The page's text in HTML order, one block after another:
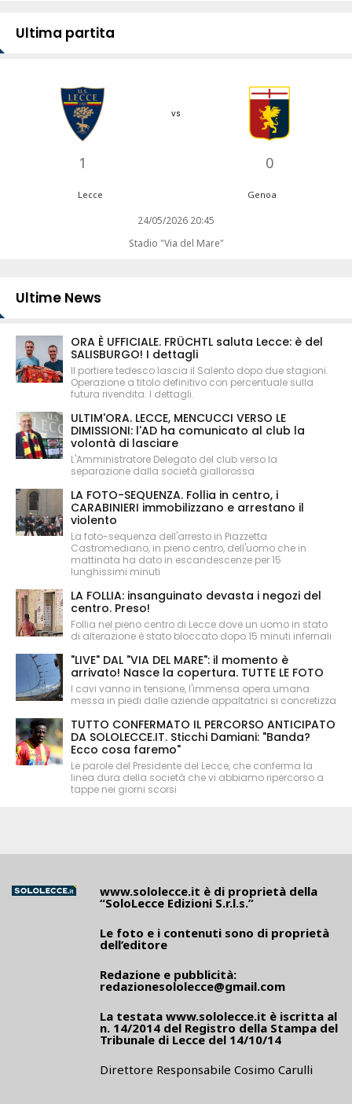
Ultima partita
1
vs
0
Lecce Genoa
24/05/2026 20:45
Stadio "Via del Mare"
Ultime News
ORA È UFFICIALE. FRÜCHTL saluta Lecce: è del
SALISBURGO! I dettagli
Il portiere tedesco lascia il Salento dopo due stagioni.
Operazione a titolo definitivo con percentuale sulla
futura rivendita. I dettagli.
ULTIM'ORA. LECCE, MENCUCCI VERSO LE
DIMISSIONI: l'AD ha comunicato al club la
volontà di lasciare
L'Amministratore Delegato del club verso la
separazione dalla società giallorossa
LA FOTO-SEQUENZA. Follia in centro, i
CARABINIERI immobilizzano e arrestano il
violento
La foto-sequenza dell'arresto in Piazzetta
Castromediano, in pieno centro, dell'uomo che in
mattinata ha dato in escandescenze per 15
lunghissimi minuti
LA FOLLIA: insanguinato devasta i negozi del
centro. Preso!
Follia nel pieno centro di Lecce dove un uomo in stato
di alterazione è stato bloccato dopo 15 minuti infernali
"LIVE" DAL "VIA DEL MARE": il momento è
arrivato! Nasce la copertura. TUTTE LE FOTO
I cavi vanno in tensione, l'immensa opera umana
messa in piedi dalle aziende appaltatrici si concretizza
TUTTO CONFERMATO IL PERCORSO ANTICIPATO
DA SOLOLECCE.IT. Sticchi Damiani: "Banda?
Ecco cosa faremo"
Le parole del Presidente del Lecce, che conferma la
linea dura della società che vi abbiamo ripercorso a
tappe nei giorni scorsi
www.sololecce.it è di proprietà della
“SoloLecce Edizioni S.r.l.s.”
Le foto e i contenuti sono di proprietà
dell’editore
Redazione e pubblicità:
redazionesololecce@gmail.com
La testata www.sololecce.it è iscritta al
n. 14/2014 del Registro della Stampa del
Tribunale di Lecce del 14/10/14
Direttore Responsabile Cosimo Carulli